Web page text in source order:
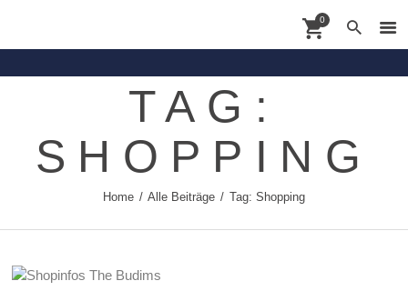
0
TAG:
SHOPPING
Home Alle Beiträge Tag: Shopping
Shoppingdate
Shop
News